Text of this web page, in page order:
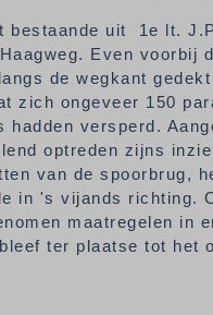
bestaande uit 1e lt.
Even voorbij
de wegkant
zich ongeveer 150
hadden versperd.
optreden zijns
van de spoorbrug,
in 's vijands richting.
maatregelen in
ter plaatse tot het